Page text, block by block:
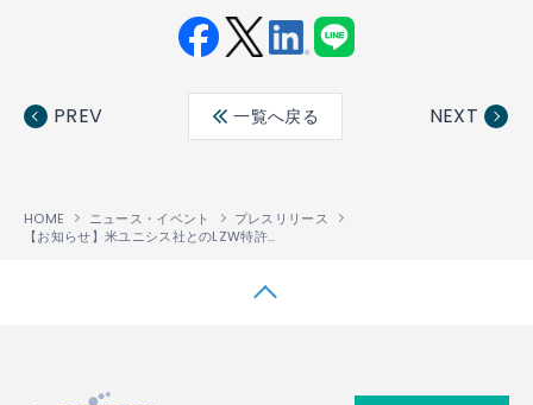
ebo ter
edin
PREV 一覧へ戻る NEXT
HOME ニュース・イベント
プレスリリース
【お知らせ】米ユニシス社とのLZW特許ライセンス契約に関する係争の和解について